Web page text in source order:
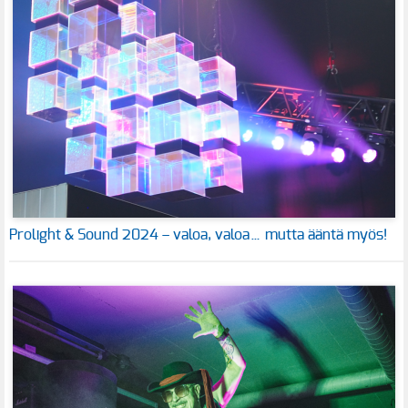
Prolight & Sound 2024 – valoa, valoa… mutta ääntä myös!